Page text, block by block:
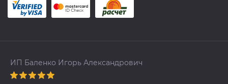
ИП Баленко Игорь Александрович